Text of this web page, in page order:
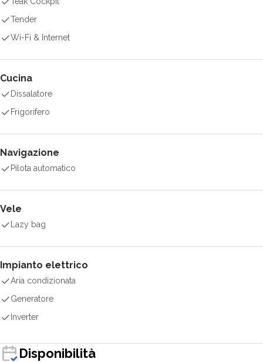
Tender
Wi-Fi & Internet
Cucina
Dissalatore
Frigorifero
Navigazione
Pilota automatico
Vele
Lazy bag
Impianto elettrico
Aria condizionata
Generatore
Inverter
Disponibilità